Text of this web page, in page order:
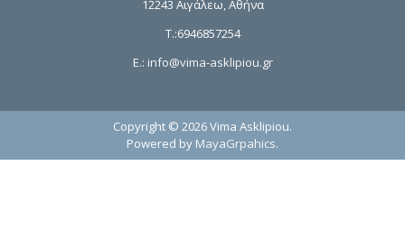
12243 Αιγάλεω, Αθήνα
T.:6946857254
E.: info@vima-asklipiou.gr
Copyright © 2026 Vima Asklipiou.
Powered by MayaGrpahics.